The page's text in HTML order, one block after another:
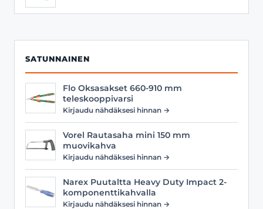
SATUNNAINEN
Flo Oksasakset 660-910 mm
teleskooppivarsi
Kirjaudu nähdäksesi hinnan →
Vorel Rautasaha mini 150 mm
muovikahva
Kirjaudu nähdäksesi hinnan →
Narex Puutaltta Heavy Duty Impact 2-
komponenttikahvalla
Kirjaudu nähdäksesi hinnan →